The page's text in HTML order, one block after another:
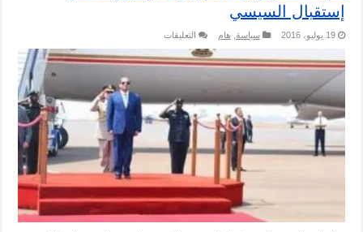
إستقبال السيسي
19 يوليو، 2016 سياسة هام التعليقات
عدم
وجود
لرواندا
في
إستقبال
السيسي